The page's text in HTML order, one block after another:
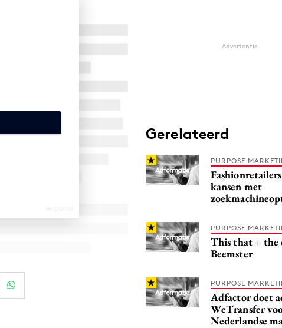
Advertentie
Gerelateerd
PURPOSE
kansen met
PURPOSE
This that +
Beemster
PURPOSE
Adfactor doet
WeTransfer
Nederlandse